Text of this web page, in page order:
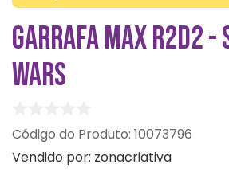
GARRAFA MAX R2D2 -
WARS
: 10073796
Vendido por: zonacriativa